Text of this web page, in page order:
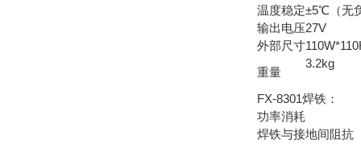
温度稳定±5℃（无
输出电压27V
外部尺寸
重量
3.2kg
FX-8301焊铁：
功率消耗
焊铁与接地间阻抗